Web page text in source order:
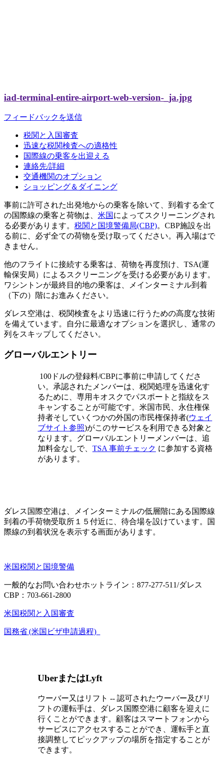
iad-terminal-entire-airport-web-version-_ja.jpg
フィードバックを送信
税関と入国審査
迅速な税関検査への適格性
国際線の乗客を出迎える
連絡先/詳細
交通機関のオプション
ショッピング＆ダイニング
事前に許可された出発地からの乗客を除いて、到着する全て
の国際線の乗客と荷物は、 米国によってスクリーニングされ
る必要があります。 税関と国境警備局(CBP)。CBP施設を出
る前に、必ず全ての荷物を受け取ってください。再入場はで
きません。
他のフライトに接続する乗客は、荷物を再度預け、TSA(運
輸保安局）によるスクリーニングを受ける必要があります。
ワシントンが最終目的地の乗客は、メインターミナル到着
（下の）階にお進みください。
ダレス空港は、税関検査をより迅速に行うための高度な技術
を備えています。自分に最適なオプションを選択し、通常の
列をスキップしてください。
グローバルエントリー
100ドルの登録料/CBPに事前に申請してくださ
い。承認されたメンバーは、税関処理を迅速化す
るために、専用キオスクでパスポートと指紋をス
キャンすることが可能です。米国市民、永住権保
持者そしていくつかの外国の市民権保持者(ウェイ
ブサイト参照)がこのサービスを利用できる対象と
なります。グローバルエントリーメンバーは、追
加料金なしで、 TSA 事前チェック に参加する資格
があります。
ダレス国際空港は、メインターミナルの低層階にある国際線
到着の手荷物受取所１５付近に、待合場を設けています。国
際線の到着状況を表示する画面があります。
米国税関と国境警備
一般的なお問い合わせホットライン：877-277-511/ダレス
CBP：703-661-2800
米国税関と入国審査
国務省 (米国ビザ申請過程)
UberまたはLyft
ウーバー又はリフト -- 認可されたウーバー及びリ
フトの運転手は、ダレス国際空港に顧客を迎えに
行くことができます。顧客はスマートフォンから
サービスにアクセスすることができ、運転手と直
接調整してピックアップの場所を指定することが
できます。